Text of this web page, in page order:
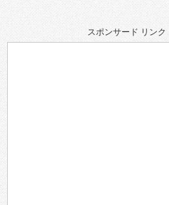
スポンサード リンク